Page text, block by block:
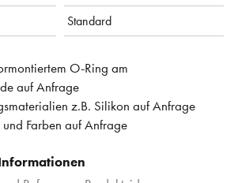
Standard
O-Ring am
auf Anfrage
z.B. Silikon auf Anfrage
Farben auf Anfrage